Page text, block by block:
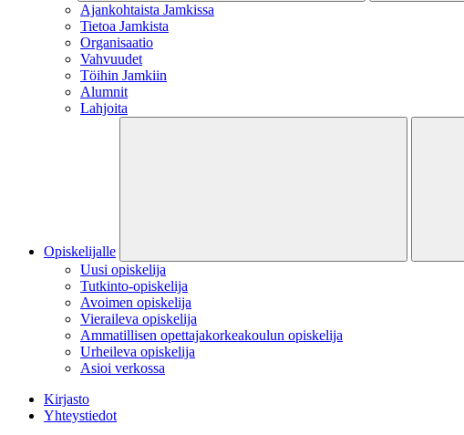
Ajankohtaista Jamkissa
Tietoa Jamkista
Organisaatio
Vahvuudet
Töihin Jamkiin
Alumnit
Lahjoita
Opiskelijalle
Uusi opiskelija
Tutkinto-opiskelija
Avoimen opiskelija
Vieraileva opiskelija
Ammatillisen opettajakorkeakoulun opiskelija
Urheileva opiskelija
Asioi verkossa
Kirjasto
Yhteystiedot